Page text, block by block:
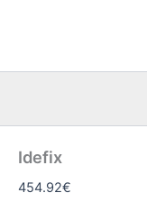
Idefix
454.92€